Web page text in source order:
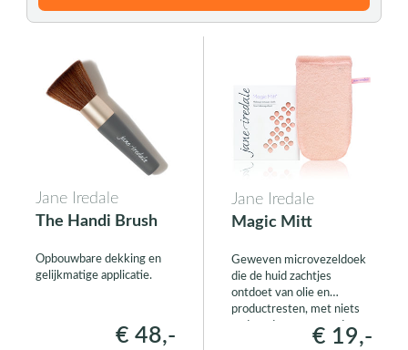
Jane Iredale
The Handi Brush
Opbouwbare dekking en
gelijkmatige applicatie.
€ 48,-
Jane Iredale
Magic Mitt
Geweven microvezeldoek
die de huid zachtjes
ontdoet van olie en
productresten, met niets
anders dan water en de
fijnste microvezels.€ 19,-